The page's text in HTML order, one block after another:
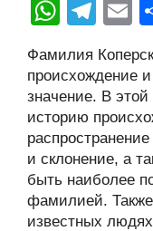
n
o
kl
a
ss
ni
ki
c
e
b
o
o
k
W
at
s
A
p
p
T
e
gr
a
m
E
Фамилия
происхождение
значение. В
историю
и склонение, а
быть наиболее
фамилией.
известных